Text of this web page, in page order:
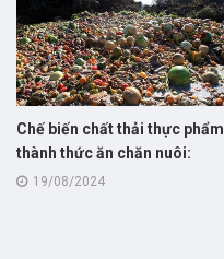
Chế biến chất thải thực phẩm
thành thức ăn chăn nuôi:
hướng đi mới giúp nâng cao
19/08/2024